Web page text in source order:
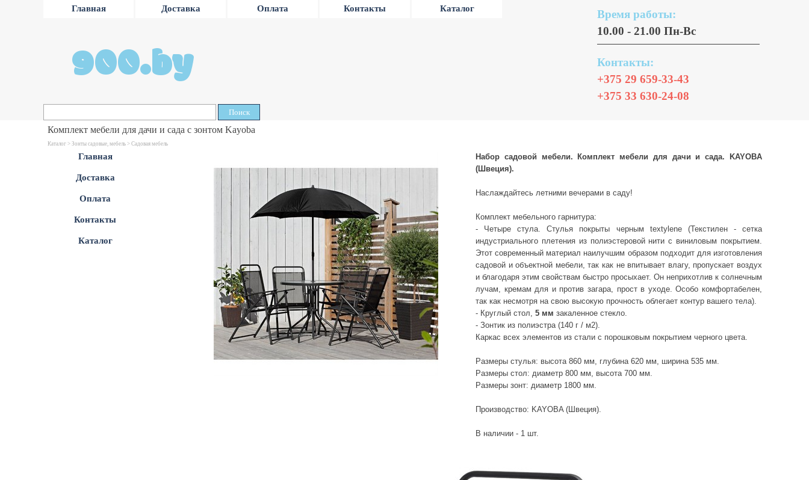
Время работы:
10.00 - 21.00 Пн-Вс
Контакты:
+375 29 659-33-43
+375 33 630-24-08
Главная Доставка Оплата Контакты Каталог
900.by
Поиск
Комплект мебели для дачи и сада с зонтом Kayoba
Каталог >Зонты садовые, мебель >Садовая мебель
Главная
Доставка
Оплата
Контакты
Каталог
Набор садовой мебели. Комплект мебели для дачи и сада. KAYOBA
(Швеция).
Наслаждайтесь летними вечерами в саду!
Комплект мебельного гарнитура:
- Четыре стула. Стулья покрыты черным textylene (Текстилен - сетка
индустриального плетения из полиэстеровой нити с виниловым покрытием.
Этот современный материал наилучшим образом подходит для изготовления
садовой и объектной мебели, так как не впитывает влагу, пропускает воздух
и благодаря этим свойствам быстро просыхает. Он неприхотлив к солнечным
лучам, кремам для и против загара, прост в уходе. Особо комфортабелен,
так как несмотря на свою высокую прочность облегает контур вашего тела).
- Круглый стол, 5 мм закаленное стекло.
- Зонтик из полиэстра (140 г / м2).
Каркас всех элементов из стали с порошковым покрытием черного цвета.
Размеры стулья: высота 860 мм, глубина 620 мм, ширина 535 мм.
Размеры стол: диаметр 800 мм, высота 700 мм.
Размеры зонт: диаметр 1800 мм.
Производство: KAYOBA (Швеция).
В наличии - 1 шт.